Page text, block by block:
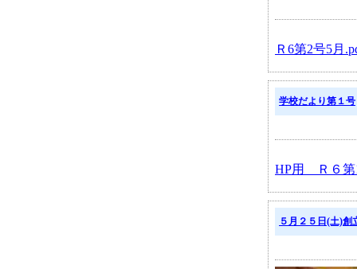
Ｒ6第2号5月
学校だより第１号
HP用 Ｒ６第
５月２５日(土)創